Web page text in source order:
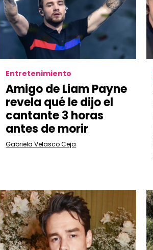
Entretenimiento
Amigo de Liam Payne
revela qué le dijo el
cantante 3 horas
antes de morir
Gabriela Velasco Ceja